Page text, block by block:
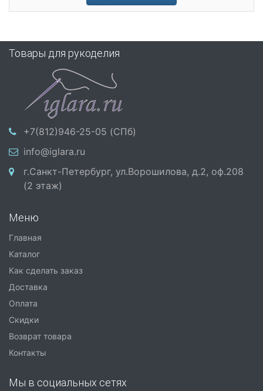
Товары для рукоделия
+7(812)946-25-05 (СПб)
info@iglara.ru
г.Санкт-Петербург, ул.Ворошилова, д.2, оф.208
(2 этаж)
Меню
Главная
Каталог
Как сделать заказ
Доставка
Оплата
Скидки
Возврат товара
Контакты
Мы в социальных сетях